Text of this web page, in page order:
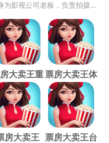
为影视公司老板，负责拍摄各
大卖王重
置版
票房大卖王体
验服
房大卖王
票房大卖王台